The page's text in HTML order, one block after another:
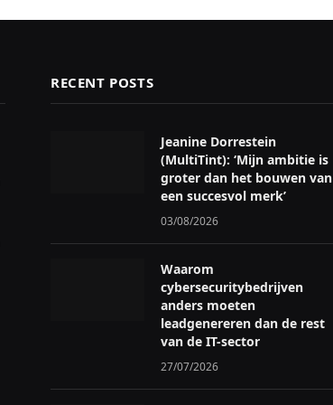
RECENT POSTS
Jeanine Dorrestein
(MultiTint): ‘Mijn ambitie is
groter dan het bouwen van
een succesvol merk’
03/08/2026
Waarom
cybersecuritybedrijven
anders moeten
leadgenereren dan de rest
van de IT-sector
27/07/2026